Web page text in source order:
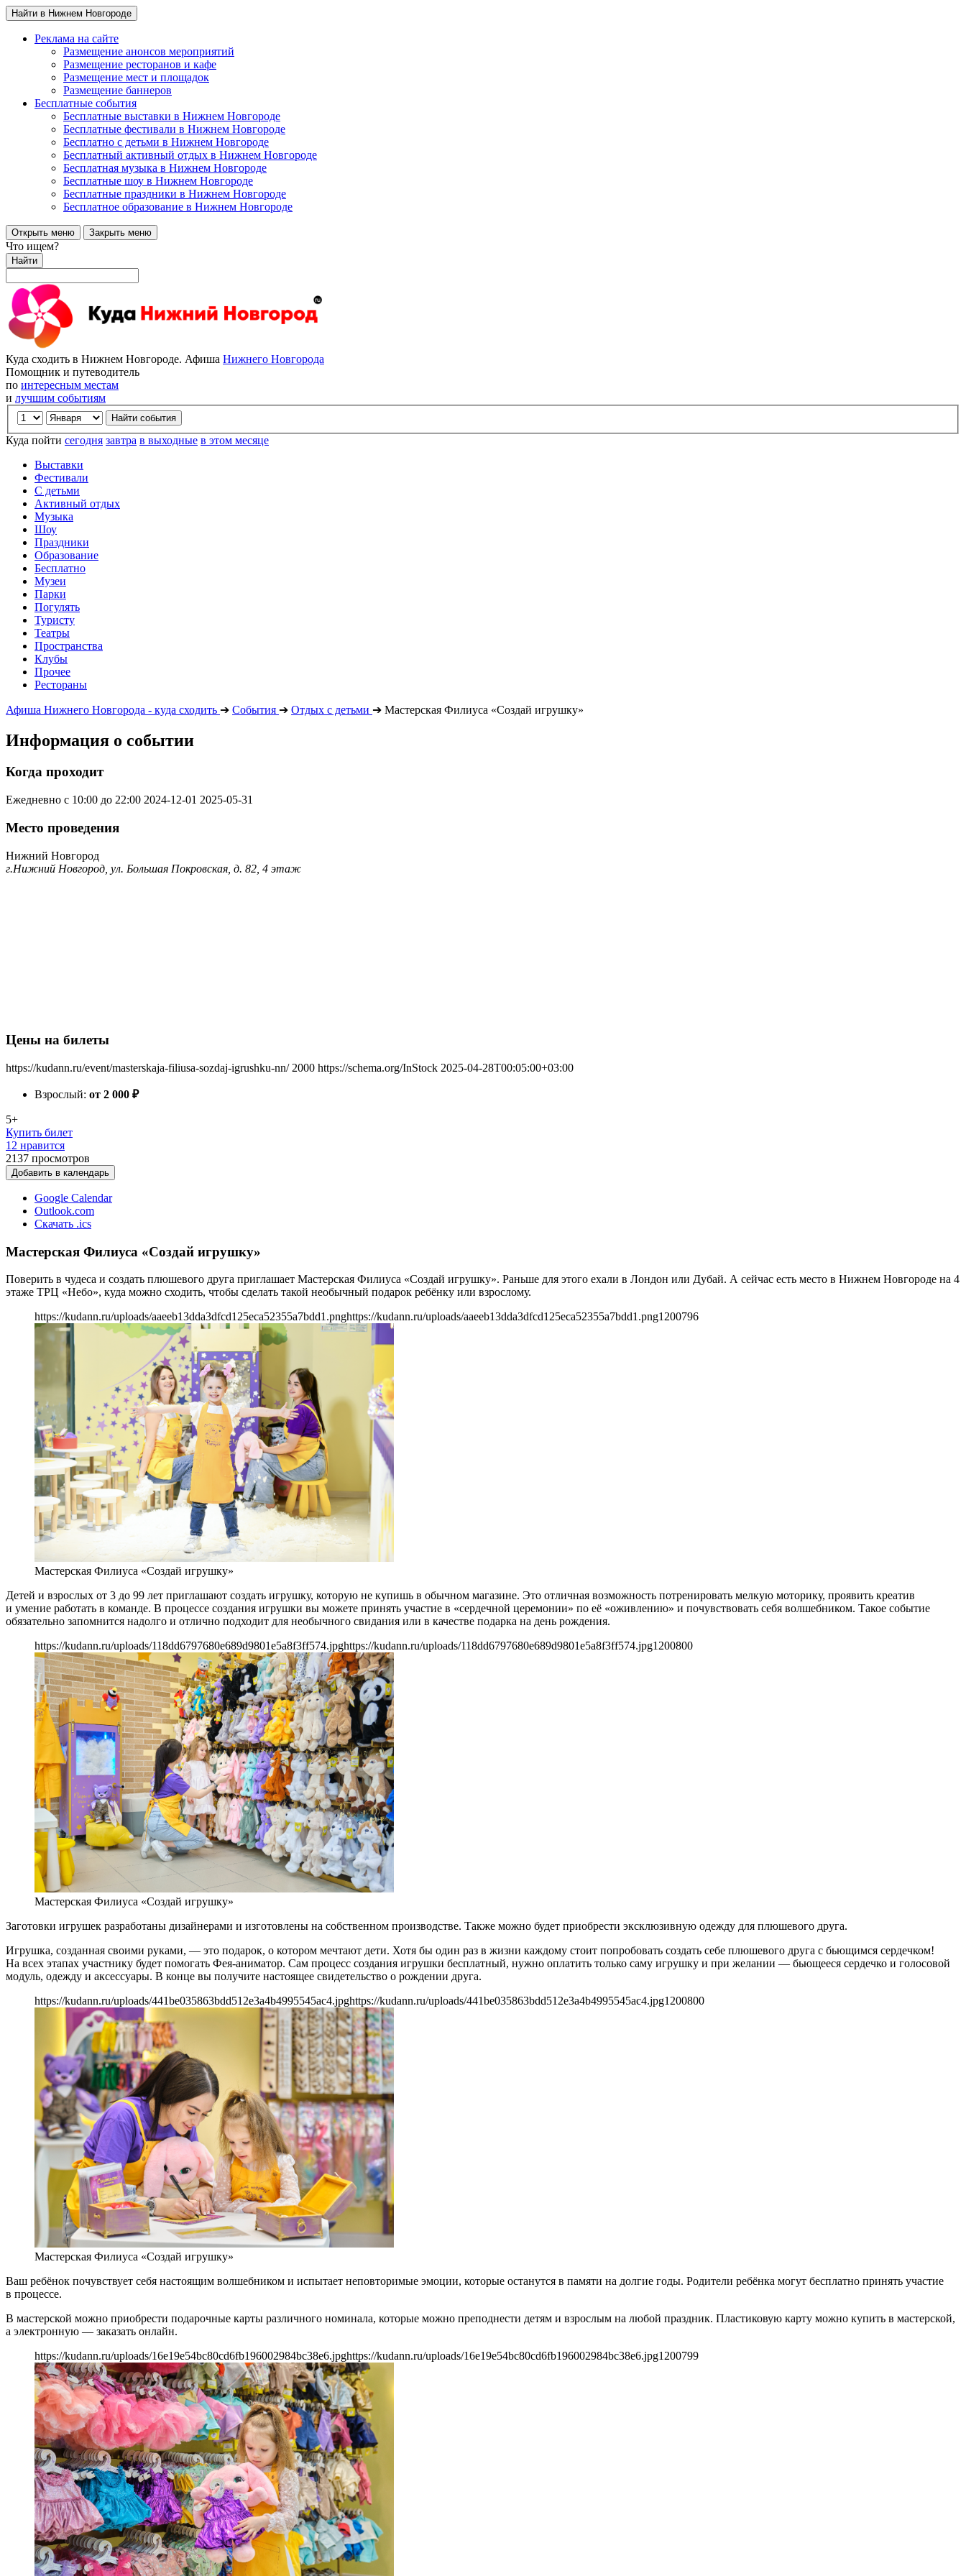
Найти в Нижнем Новгороде
Реклама на сайте
Размещение анонсов мероприятий
Размещение ресторанов и кафе
Размещение мест и площадок
Размещение баннеров
Бесплатные события
Бесплатные выставки в Нижнем Новгороде
Бесплатные фестивали в Нижнем Новгороде
Бесплатно с детьми в Нижнем Новгороде
Бесплатный активный отдых в Нижнем Новгороде
Бесплатная музыка в Нижнем Новгороде
Бесплатные шоу в Нижнем Новгороде
Бесплатные праздники в Нижнем Новгороде
Бесплатное образование в Нижнем Новгороде
Открыть меню Закрыть меню
Что ищем?
Найти
Куда сходить в Нижнем Новгороде. Афиша Нижнего Новгорода
Помощник и путеводитель
по интересным местам
и лучшим событиям
Куда пойти сегодня завтра в выходные в этом месяце
Выставки
Фестивали
С детьми
Активный отдых
Музыка
Шоу
Праздники
Образование
Бесплатно
Музеи
Парки
Погулять
Туристу
Театры
Пространства
Клубы
Прочее
Рестораны
Афиша Нижнего Новгорода - куда сходить ➔ События ➔ Отдых с детьми ➔ Мастерская Филиуса «Создай игрушку»
Информация о событии
Когда проходит
Ежедневно с 10:00 до 22:00 2024-12-01 2025-05-31
Место проведения
Нижний Новгород
г.Нижний Новгород, ул. Большая Покровская, д. 82, 4 этаж
Цены на билеты
https://kudann.ru/event/masterskaja-filiusa-sozdaj-igrushku-nn/ 2000 https://schema.org/InStock 2025-04-28T00:05:00+03:00
Взрослый: от 2 000 ₽
5+
Купить билет
12 нравится
2137 просмотров
Добавить в календарь
Google Calendar
Outlook.com
Скачать .ics
Мастерская Филиуса «Создай игрушку»
Поверить в чудеса и создать плюшевого друга приглашает Мастерская Филиуса «Создай игрушку». Раньше для этого ехали в Лондон или Дубай. А сейчас есть место в Нижнем Новгороде на 4
этаже ТРЦ «Небо», куда можно сходить, чтобы сделать такой необычный подарок ребёнку или взрослому.
https://kudann.ru/uploads/aaeeb13dda3dfcd125eca52355a7bdd1.pnghttps://kudann.ru/uploads/aaeeb13dda3dfcd125eca52355a7bdd1.png1200796
Мастерская Филиуса «Создай игрушку»
Детей и взрослых от 3 до 99 лет приглашают создать игрушку, которую не купишь в обычном магазине. Это отличная возможность потренировать мелкую моторику, проявить креатив
и умение работать в команде. В процессе создания игрушки вы можете принять участие в «сердечной церемонии» по её «оживлению» и почувствовать себя волшебником. Такое событие
обязательно запомнится надолго и отлично подходит для необычного свидания или в качестве подарка на день рождения.
https://kudann.ru/uploads/118dd6797680e689d9801e5a8f3ff574.jpghttps://kudann.ru/uploads/118dd6797680e689d9801e5a8f3ff574.jpg1200800
Мастерская Филиуса «Создай игрушку»
Заготовки игрушек разработаны дизайнерами и изготовлены на собственном производстве. Также можно будет приобрести эксклюзивную одежду для плюшевого друга.
Игрушка, созданная своими руками, — это подарок, о котором мечтают дети. Хотя бы один раз в жизни каждому стоит попробовать создать себе плюшевого друга с бьющимся сердечком!
На всех этапах участнику будет помогать Фея-аниматор. Сам процесс создания игрушки бесплатный, нужно оплатить только саму игрушку и при желании — бьющееся сердечко и голосовой
модуль, одежду и аксессуары. В конце вы получите настоящее свидетельство о рождении друга.
https://kudann.ru/uploads/441be035863bdd512e3a4b4995545ac4.jpghttps://kudann.ru/uploads/441be035863bdd512e3a4b4995545ac4.jpg1200800
Мастерская Филиуса «Создай игрушку»
Ваш ребёнок почувствует себя настоящим волшебником и испытает неповторимые эмоции, которые останутся в памяти на долгие годы. Родители ребёнка могут бесплатно принять участие
в процессе.
В мастерской можно приобрести подарочные карты различного номинала, которые можно преподнести детям и взрослым на любой праздник. Пластиковую карту можно купить в мастерской,
а электронную — заказать онлайн.
https://kudann.ru/uploads/16e19e54bc80cd6fb196002984bc38e6.jpghttps://kudann.ru/uploads/16e19e54bc80cd6fb196002984bc38e6.jpg1200799